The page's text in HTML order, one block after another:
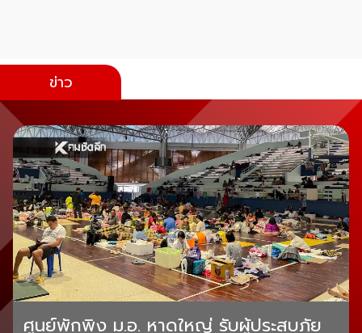
ข่าว
ศูนย์พักพิง ม.อ. หาดใหญ่ รับผู้ประสบภัย